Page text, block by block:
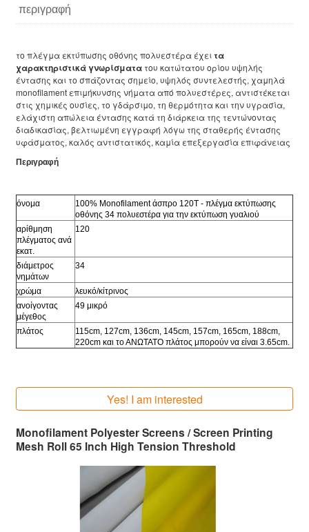
περιγραφή
το πλέγμα εκτύπωσης οθόνης πολυεστέρα έχειτα
χαρακτηριστικά γνωρίσματατου κατώτατου ορίου υψηλής
έντασης και το σπάζοντας σημείο, υψηλός συντελεστής, χαμηλά
monofilament επιμήκυνσης νήματα από πολυεστέρες, αντιστέκεται
στις χημικές ουσίες, το γδάρσιμο, τη θερμότητα και την υγρασία,
ελάχιστη απώλεια έντασης κατά τη διάρκεια της τεντώνοντας
διαδικασίας, βελτιωμένη εγγραφή λόγω της σταθερής έντασης
υφάσματος, καλός αντιστατικός, καμία επεξεργασία επιφάνειας
Περιγραφή
όνομα
100% Monofilament άσπρο 120T - πλέγμα εκτύπωσης
οθόνης 34 πολυεστέρα για την εκτύπωση γυαλιού
αρίθμηση
πλέγματος ανά
εκατ.
120
διάμετρος
νημάτων
34
χρώμα
λευκό/κίτρινος
ανοίγοντας
μέγεθος
49 μικρό
πλάτος
115cm, 127cm, 136cm, 145cm, 157cm, 165cm, 188cm,
220cm και το ΑΝΩΤΑΤΟ πλάτος μπορούν να είναι 3.65cm.
Yes! I am interested
Monofilament Polyester Screens / Screen Printing
Mesh Roll 65 Inch High Tension Threshold